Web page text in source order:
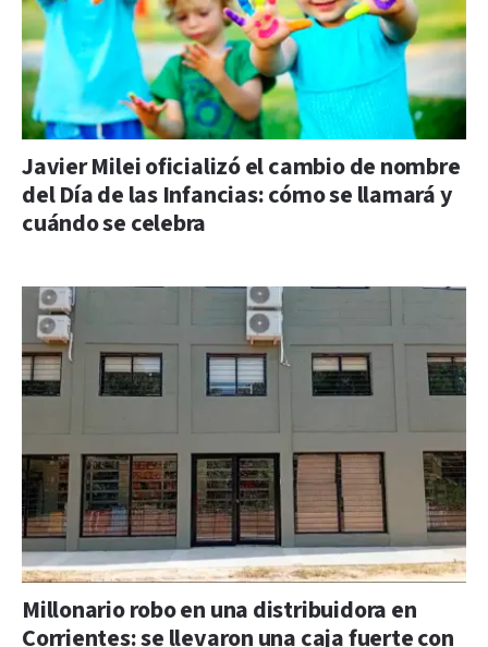
Javier Milei oficializó el cambio de nombre
del Día de las Infancias: cómo se llamará y
cuándo se celebra
Millonario robo en una distribuidora en
Corrientes: se llevaron una caja fuerte con